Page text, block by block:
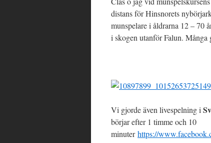
distans för Hinsnorets
munspelare i åldrarna 12 – 70
i skogen utanför Falun. Många
Vi gjorde även livespelning i
börjar efter 1 timme och 10
minuterhttps://